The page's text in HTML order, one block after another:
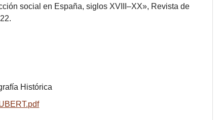
social en España, siglos XVIII–XX», Revista de
Histórica